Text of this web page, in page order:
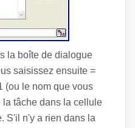
la boîte de dialogue
saisissez ensuite =
(ou le nom que vous
la tâche dans la cellule
S'il n'y a rien dans la